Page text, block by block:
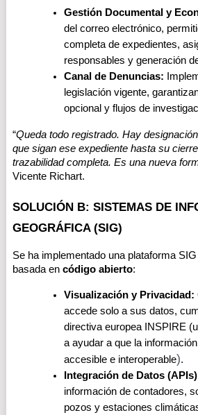
Gestión Documental y
del correo electrónico,
completa de expedientes,
responsables y generación
Canal de Denuncias:
legislación vigente,
opcional y flujos de
“Queda todo registrado. Hay
que sigan ese expediente hasta su
trazabilidad completa. Es una nueva
Vicente Richart.
SOLUCIÓN B: SISTEMAS DE
GEOGRÁFICA (SIG)
Se ha implementado una plataforma
basada en código abierto:
Visualización y Privacidad:
accede solo a sus datos,
directiva europea INSPIRE
a ayudar a que la
accesible e interoperable).
Integración de Datos
información de contadores,
pozos y estaciones